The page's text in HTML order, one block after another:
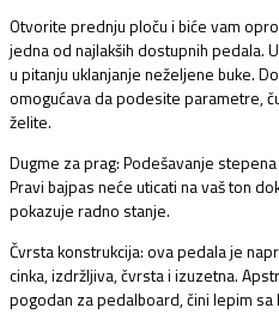
Otvorite prednju ploču i biće vam
jedna od najlakših dostupnih pedala.
u pitanju uklanjanje neželjene buke.
omogućava da podesite parametre,
želite.
Dugme za prag: Podešavanje
Pravi bajpas neće uticati na vaš ton
pokazuje radno stanje.
Čvrsta konstrukcija: ova pedala je
cinka, izdržljiva, čvrsta i izuzetna.
pogodan za pedalboard, čini lepim